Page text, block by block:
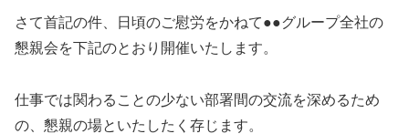
さて首記の件、日頃のご慰労をかねて●●グループ全社の
懇親会を下記のとおり開催いたします。
仕事では関わることの少ない部署間の交流を深めるため
の、懇親の場といたしたく存じます。